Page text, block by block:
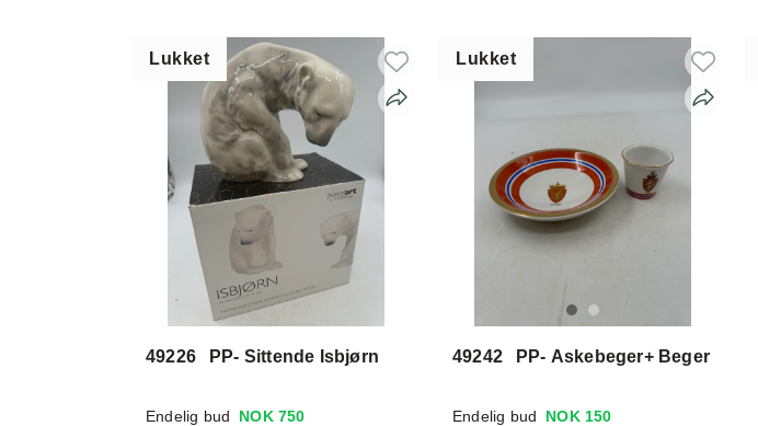
Lukket
49226 PP- Sittende Isbjørn
Endelig bud NOK 750
Lukket
49242 PP- Askebeger+ Beger
Endelig bud NOK 150